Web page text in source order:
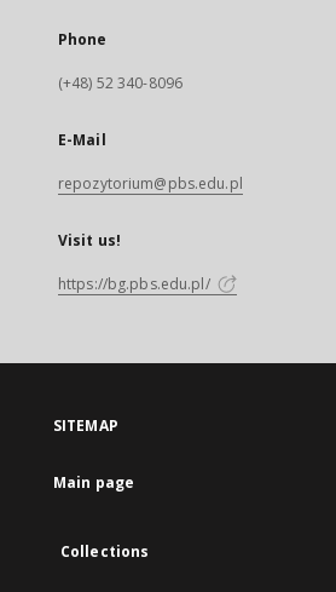
Phone
(+48) 52 340-8096
E-Mail
repozytorium@pbs.edu.pl
Visit us!
https://bg.pbs.edu.pl/
SITEMAP
Main page
Collections